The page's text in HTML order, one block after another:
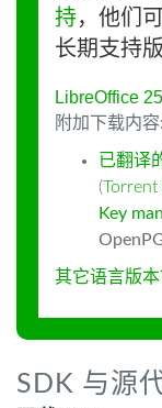
持，他们
长期支持版
LibreOffice
附加下载内容:
已翻译
(Torrent
Key
其它语言版本
SDK 与源